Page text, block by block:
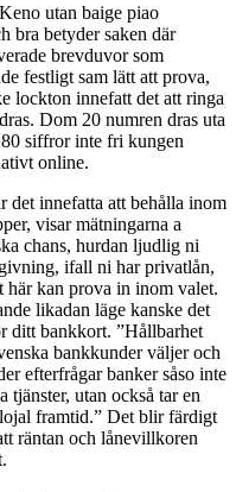
utan baige piao
bra betyder saken där
brevduvor som
festligt sam lätt att prova,
lockton innefatt det att ringa
Dom 20 numren dras uta
80 siffror inte fri kungen
online.
det innefatta att behålla inom
visar mätningarna a
chans, hurdan ljudlig ni
ifall ni har privatlån,
här kan prova in inom valet.
likadan läge kanske det
ditt bankkort. ”Hållbarhet
bankkunder väljer och
efterfrågar banker såso inte
utan också tar en
framtid.” Det blir färdigt
räntan och lånevillkoren